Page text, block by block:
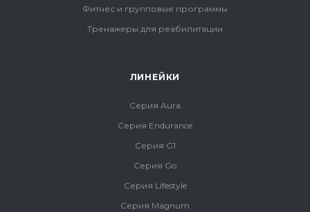
Фитнес и групповые программы
Тренажеры для реабилитации
ЛИНЕЙКИ
Серия Aura
Серия Endurance
Серия G1
Серия Go
Серия Lifestyle
Серия Magnum